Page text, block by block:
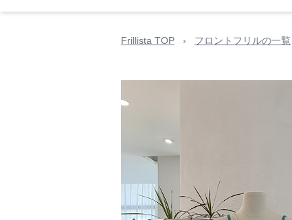
Frillista TOP › フロントフリルの一覧